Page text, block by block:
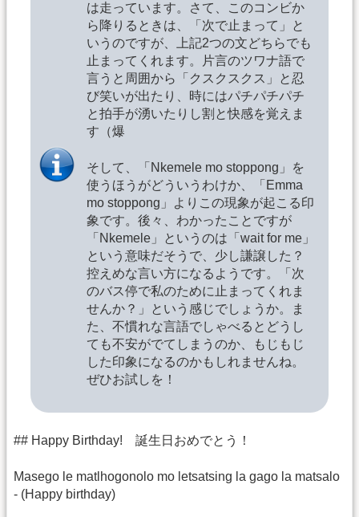
は走っています。さて、このコンビか
ら降りるときは、「次で止まって」と
いうのですが、上記2つの文どちらでも
止まってくれます。片言のツワナ語で
言うと周囲から「クスクスクス」と忍
び笑いが出たり、時にはパチパチパチ
と拍手が湧いたりし割と快感を覚えま
す（爆
そして、「Nkemele mo stoppong」を
使うほうがどういうわけか、「Emma
mo stoppong」よりこの現象が起こる印
象です。後々、わかったことですが
「Nkemele」というのは「wait for me」
という意味だそうで、少し謙譲した？
控えめな言い方になるようです。「次
のバス停で私のために止まってくれま
せんか？」という感じでしょうか。ま
た、不慣れな言語でしゃべるとどうし
ても不安がでてしまうのか、もじもじ
した印象になるのかもしれませんね。
ぜひお試しを！
## Happy Birthday! 誕生日おめでとう！
Masego le matlhogonolo mo letsatsing la gago la matsalo
- (Happy birthday)